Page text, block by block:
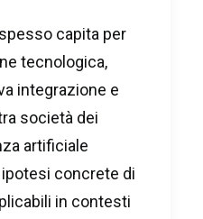
capita per
tecnologica,
integrazione e
società dei
artificiale
concrete di
in contesti